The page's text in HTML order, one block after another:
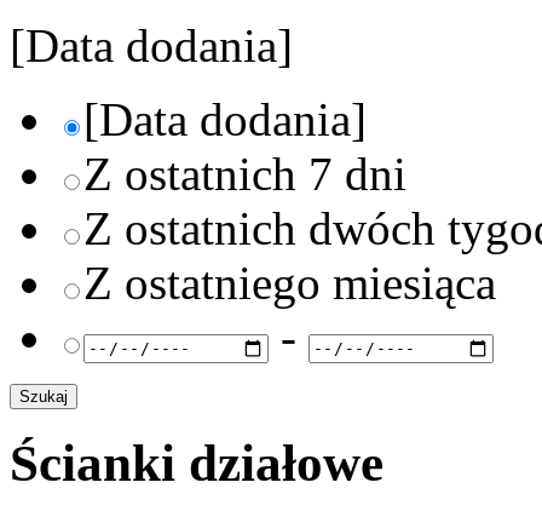
[Data dodania]
[Data dodania]
Z ostatnich 7 dni
Z ostatnich dwóch
Z ostatniego miesiąca
-
Ścianki działowe